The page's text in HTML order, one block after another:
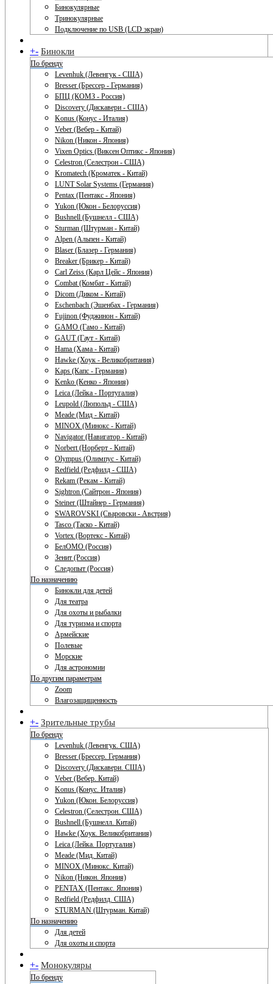
Бинокулярные
Тринокулярные
Подключение по USB (LCD экран)
+- Бинокли
По бренду
Levenhuk (Левенгук - США)
Bresser (Брессер - Германия)
БПЦ (КОМЗ - Россия)
Discovery (Дискавери - США)
Konus (Конус - Италия)
Veber (Вебер - Китай)
Nikon (Никон - Япония)
Vixen Optics (Виксен Оптикс - Япония)
Celestron (Селестрон - США)
Kromatech (Кроматек - Китай)
LUNT Solar Systems (Германия)
Pentax (Пентакс - Япония)
Yukon (Юкон - Белоруссия)
Bushnell (Бушнелл - США)
Sturman (Штурман - Китай)
Alpen (Альпен - Китай)
Blaser (Блазер - Германия)
Breaker (Брикер - Китай)
Carl Zeiss (Карл Цейс - Япония)
Combat (Комбат - Китай)
Dicom (Диком - Китай)
Eschenbach (Эшенбах - Германия)
Fujinon (Фуджинон - Китай)
GAMO (Гамо - Китай)
GAUT (Гаут - Китай)
Hama (Хама - Китай)
Hawke (Хоук - Великобритания)
Kaps (Капс - Германия)
Kenko (Кенко - Япония)
Leica (Лейка - Португалия)
Leupold (Люпольд - США)
Meade (Мид - Китай)
MINOX (Минокс - Китай)
Navigator (Навигатор - Китай)
Norbert (Норберт - Китай)
Olympus (Олимпус - Китай)
Redfield (Редфилд - США)
Rekam (Рекам - Китай)
Sightron (Сайтрон - Япония)
Steiner (Штайнер - Германия)
SWAROVSKI (Сваровски - Австрия)
Tasco (Таско - Китай)
Vortex (Вортекс - Китай)
БелОМО (Россия)
Зенит (Россия)
Следопыт (Россия)
По назначению
Бинокли для детей
Для театра
Для охоты и рыбалки
Для туризма и спорта
Армейские
Полевые
Морские
Для астрономии
По другим параметрам
Zoom
Влагозащищенность
+- Зрительные трубы
По бренду
Levenhuk (Левенгук. США)
Bresser (Брессер. Германия)
Discovery (Дискавери. США)
Veber (Вебер. Китай)
Konus (Конус. Италия)
Yukon (Юкон. Белоруссия)
Celestron (Селестрон. США)
Bushnell (Бушнелл. Китай)
Hawke (Хоук. Великобритания)
Leica (Лейка. Португалия)
Meade (Мид. Китай)
MINOX (Минокс. Китай)
Nikon (Никон. Япония)
PENTAX (Пентакс. Япония)
Redfield (Редфилд. США)
STURMAN (Штурман. Китай)
По назначению
Для детей
Для охоты и спорта
+- Монокуляры
По бренду